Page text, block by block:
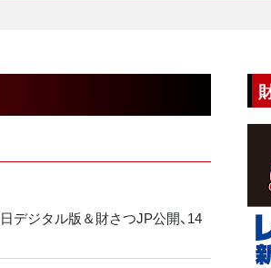
デジタル版＆財さつJP公開、14